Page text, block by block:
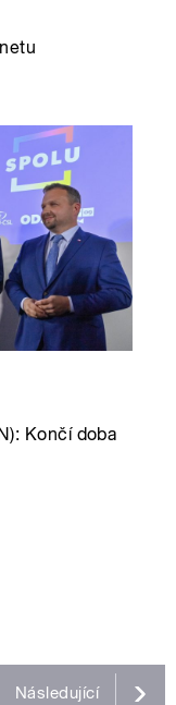
Končí doba
Následující